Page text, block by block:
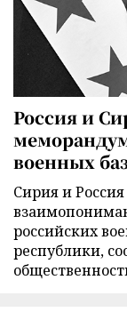
Россия и
военных
Сирия и
российских
республики,